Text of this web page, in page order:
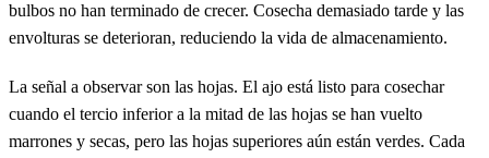
bulbos no han terminado de crecer. Cosecha demasiado tarde y las
envolturas se deterioran, reduciendo la vida de almacenamiento.
La señal a observar son las hojas. El ajo está listo para cosechar
cuando el tercio inferior a la mitad de las hojas se han vuelto
marrones y secas, pero las hojas superiores aún están verdes. Cada